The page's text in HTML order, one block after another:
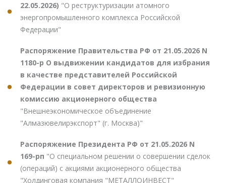
22.05.2026) "О реструктуризации атомного
энергопромышленного комплекса Российской
Федерации"
Распоряжение Правительства РФ от 21.05.2026 N
1180-р О выдвижении кандидатов для избрания
в качестве представителей Российской
Федерации в совет директоров и ревизионную
комиссию акционерного общества
"Внешнеэкономическое объединение
"Алмазювелирэкспорт" (г. Москва)"
Распоряжение Президента РФ от 21.05.2026 N
169-рп "О специальном решении о совершении сделок
(операций) с акциями акционерного общества
"Холдинговая компания "МЕТАЛЛОИНВЕСТ"